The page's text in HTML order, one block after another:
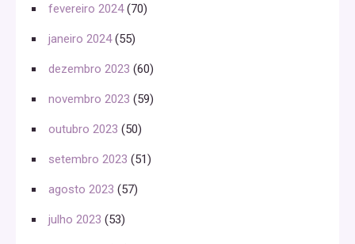
fevereiro 2024(70)
janeiro 2024(55)
dezembro 2023 (60)
novembro 2023 (59)
outubro 2023 (50)
setembro 2023 (51)
agosto 2023 (57)
julho 2023 (53)